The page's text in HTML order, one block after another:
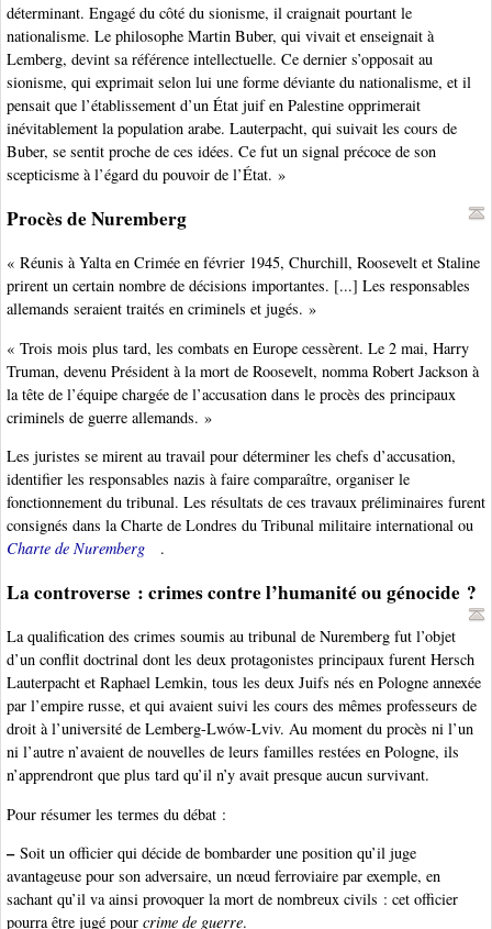
déterminant. Engagé du côté du sionisme, il craignait pourtant le
nationalisme. Le philosophe Martin Buber, qui vivait et enseignait à
Lemberg, devint sa référence intellectuelle. Ce dernier s’opposait au
sionisme, qui exprimait selon lui une forme déviante du nationalisme, et il
pensait que l’établissement d’un État juif en Palestine opprimerait
inévitablement la population arabe. Lauterpacht, qui suivait les cours de
Buber, se sentit proche de ces idées. Ce fut un signal précoce de son
scepticisme à l’égard du pouvoir de l’État. »
Procès de Nuremberg
« Réunis à Yalta en Crimée en février 1945, Churchill, Roosevelt et Staline
prirent un certain nombre de décisions importantes. [...] Les responsables
allemands seraient traités en criminels et jugés. »
« Trois mois plus tard, les combats en Europe cessèrent. Le 2 mai, Harry
Truman, devenu Président à la mort de Roosevelt, nomma Robert Jackson à
la tête de l’équipe chargée de l’accusation dans le procès des principaux
criminels de guerre allemands. »
Les juristes se mirent au travail pour déterminer les chefs d’accusation,
identifier les responsables nazis à faire comparaître, organiser le
fonctionnement du tribunal. Les résultats de ces travaux préliminaires furent
consignés dans la Charte de Londres du Tribunal militaire international ou
Charte de Nuremberg
.
La controverse : crimes contre l’humanité ou génocide ?
La qualification des crimes soumis au tribunal de Nuremberg fut l’objet
d’un conflit doctrinal dont les deux protagonistes principaux furent Hersch
Lauterpacht et Raphael Lemkin, tous les deux Juifs nés en Pologne annexée
par l’empire russe, et qui avaient suivi les cours des mêmes professeurs de
droit à l’université de Lemberg-Lwów-Lviv. Au moment du procès ni l’un
ni l’autre n’avaient de nouvelles de leurs familles restées en Pologne, ils
n’apprendront que plus tard qu’il n’y avait presque aucun survivant.
Pour résumer les termes du débat :
–Soit un officier qui décide de bombarder une position qu’il juge
avantageuse pour son adversaire, un nœud ferroviaire par exemple, en
sachant qu’il va ainsi provoquer la mort de nombreux civils : cet officier
pourra être jugé pour crime de guerre.